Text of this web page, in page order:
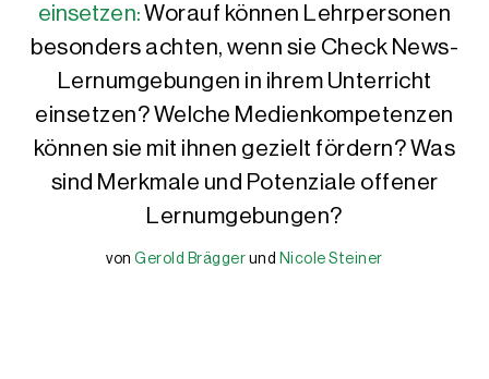
einsetzen: Worauf können Lehrpersonen
besonders achten, wenn sie Check News-
Lernumgebungen in ihrem Unterricht
einsetzen? Welche Medienkompetenzen
können sie mit ihnen gezielt fördern? Was
sind Merkmale und Potenziale offener
Lernumgebungen?
vonGerold Brägger und Nicole Steiner